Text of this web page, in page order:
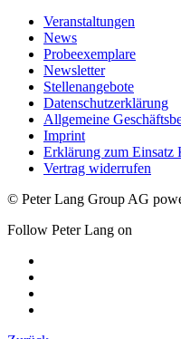
Veranstaltungen
News
Probeexemplare
Newsletter
Stellenangebote
Datenschutzerklärung
Allgemeine
Imprint
Erklärung zum
Vertrag widerrufen
© Peter Lang Group AG
Follow Peter Lang on